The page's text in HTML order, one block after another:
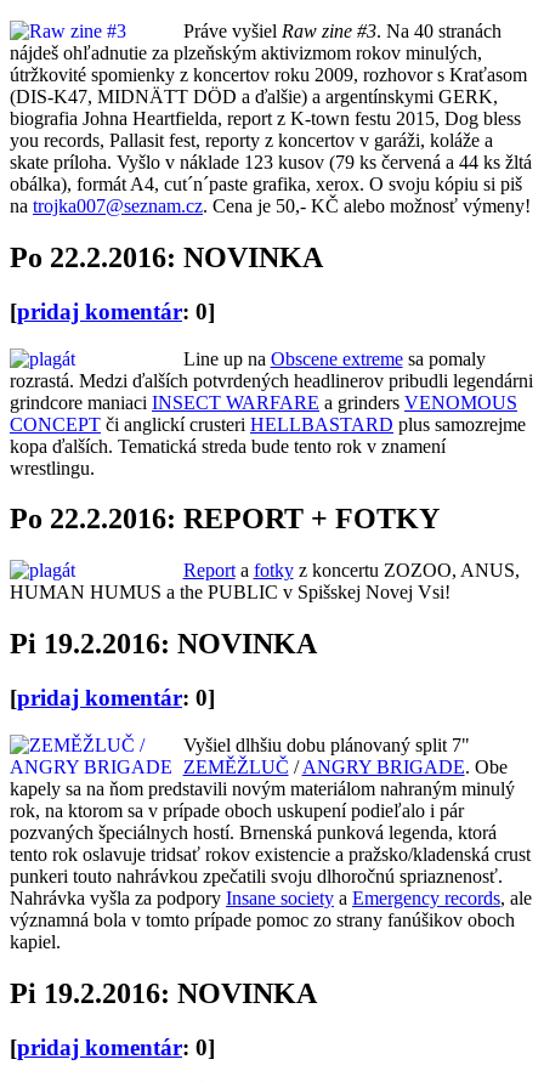
Práve vyšiel Raw zine #3. Na 40 stranách
nájdeš ohľadnutie za plzeňským aktivizmom rokov minulých,
útržkovité spomienky z koncertov roku 2009, rozhovor s Kraťasom
(DIS-K47, MIDNÄTT DÖD a ďalšie) a argentínskymi GERK,
biografia Johna Heartfielda, report z K-town festu 2015, Dog bless
you records, Pallasit fest, reporty z koncertov v garáži, koláže a
skate príloha. Vyšlo v náklade 123 kusov (79 ks červená a 44 ks žltá
obálka), formát A4, cut´n´paste grafika, xerox. O svoju kópiu si piš
na trojka007@seznam.cz. Cena je 50,- KČ alebo možnosť výmeny!
Po 22.2.2016: NOVINKA
[pridaj komentár: 0]
Line up na Obscene extremesa pomaly
rozrastá. Medzi ďalších potvrdených headlinerov pribudli legendárni
grindcore maniaci INSECT WARFARE a grinders VENOMOUS
CONCEPT či anglickí crusteri HELLBASTARD plus samozrejme
kopa ďalších. Tematická streda bude tento rok v znamení
wrestlingu.
Po 22.2.2016: REPORT + FOTKY
Reporta fotkyz koncertu ZOZOO, ANUS,
HUMAN HUMUS a the PUBLIC v Spišskej Novej Vsi!
Pi 19.2.2016: NOVINKA
[pridaj komentár: 0]
Vyšiel dlhšiu dobu plánovaný split 7"
ZEMĚŽLUČ /ANGRY BRIGADE. Obe
kapely sa na ňom predstavili novým materiálom nahraným minulý
rok, na ktorom sa v prípade oboch uskupení podieľalo i pár
pozvaných špeciálnych hostí. Brnenská punková legenda, ktorá
tento rok oslavuje tridsať rokov existencie a pražsko/kladenská crust
punkeri touto nahrávkou zpečatili svoju dlhoročnú spriaznenosť.
Nahrávka vyšla za podpory Insane society a Emergency records, ale
významná bola v tomto prípade pomoc zo strany fanúšikov oboch
kapiel.
Pi 19.2.2016: NOVINKA
[pridaj komentár: 0]